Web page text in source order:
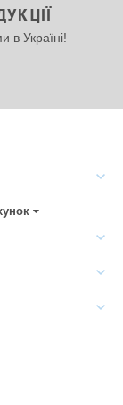
в Україні!